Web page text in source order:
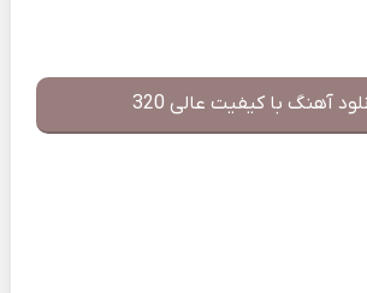
آهنگ با کیفیت عالی 320